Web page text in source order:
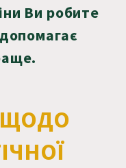
Ви робите
ЩОДО